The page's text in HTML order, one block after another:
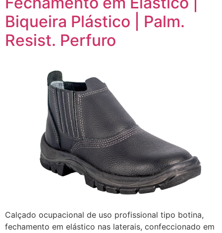
Biqueira Plástico | Palm.
Resist. Perfuro
Calçado ocupacional de uso profissional tipo botina,
fechamento em elástico nas laterais, confeccionado em